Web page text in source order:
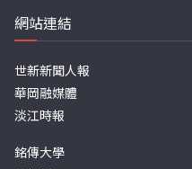
網站連結
世新新聞人報
華岡融媒體
淡江時報
銘傳大學